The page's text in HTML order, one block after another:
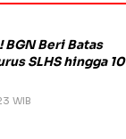
BGN Beri Batas
SLHS hingga 10
WIB